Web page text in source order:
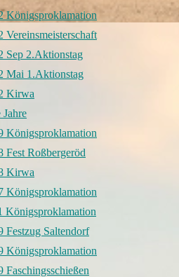
Königsproklamation
Vereinsmeisterschaft
Sep 2.Aktionstag
Mai 1.Aktionstag
Kirwa
Jahre
Königsproklamation
Fest Roßbergeröd
Kirwa
Königsproklamation
Königsproklamation
Festzug Saltendorf
Königsproklamation
Faschingsschießen